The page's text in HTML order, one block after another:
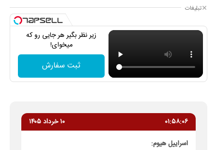
تبلیغات
زیر نظر بگیر هر جایی رو که
میخوای!
ثبت سفارش
۰۱:۵۸:۰۶ ۱۰ خرداد ۱۴۰۵
اسراییل هیوم: